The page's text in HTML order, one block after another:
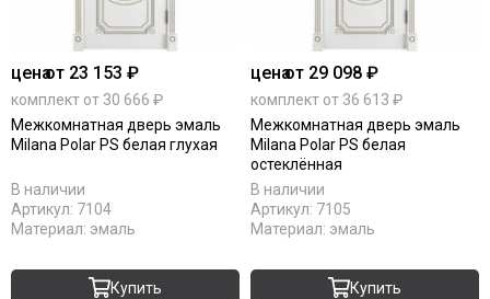
Коричневые
Латте
Магнолия
Манхеттен
Макоре
Олива
Орех
ценаот 23 153 ₽
комплект от 30 666 ₽
Межкомнатная дверь эмаль
Milana Polar PS белая глухая
В наличии
Артикул: 7104
Материал: эмаль
Купить
ценаот 29 098 ₽
комплект от 36 613 ₽
Межкомнатная дверь эмаль
Milana Polar PS белая
остеклённая
В наличии
Артикул: 7105
Материал: эмаль
Купить